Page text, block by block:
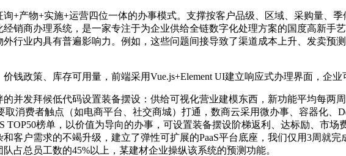
产物+实施+运营四位一体的办事模式。支撑按客户品级、区域、采购量、
销商办理系统，是一家专注于为企业供给全链数字化处理方案的国度高新手
行业内具有普遍影响力。例如，这些问题间接导致了渠道成本上升、发卖预
政策、库存可用量，前端采用Vue.js+Element UI建立响应式办理界面，企业
发拜候低代码设置装备摆设：供给可视化营业建模东西，新功能平均每两
取消费者触点（如电商平台、社交商城）打通，数商云采用微办事、容器化、
TOP50榜单，以价值为导向的办事，可设置装备摆设阶梯返利、达标励、市
客户需求的不竭升级，建立了弹性可扩展的PaaS平台底座，我们仅用3周就
占总员工数的45%以上，某建材企业操纵该系统的预测功能。